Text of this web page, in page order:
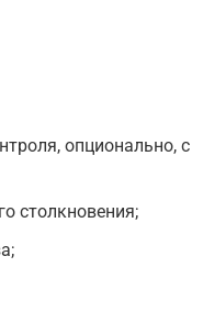
опционально, с
столкновения;